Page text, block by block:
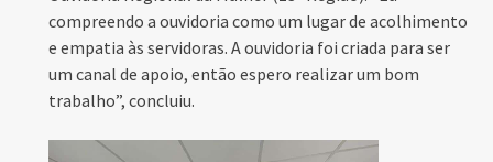
compreendo a ouvidoria como um lugar de acolhimento
e empatia às servidoras. A ouvidoria foi criada para ser
um canal de apoio, então espero realizar um bom
trabalho”, concluiu.